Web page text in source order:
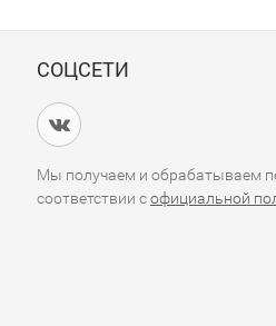
СОЦСЕТИ
Мы получаем и обрабатываем
соответствии софициальной